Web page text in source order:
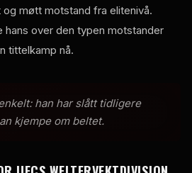
møtt motstand fra elitenivå.
hans over den typen motstander
tittelkamp nå.
han har slått tidligere
kjempe om beltet.